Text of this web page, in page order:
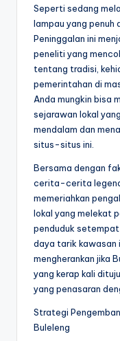
Seperti sedang
lampau yang penuh
Peninggalan ini
peneliti yang
tentang tradisi,
pemerintahan di
Anda mungkin bisa
sejarawan lokal
mendalam dan
situs-situs ini.
Bersama dengan
cerita-cerita
memeriahkan
lokal yang melekat
penduduk
daya tarik kawasan
mengherankan jika
yang kerap kali
yang penasaran
Strategi
Buleleng